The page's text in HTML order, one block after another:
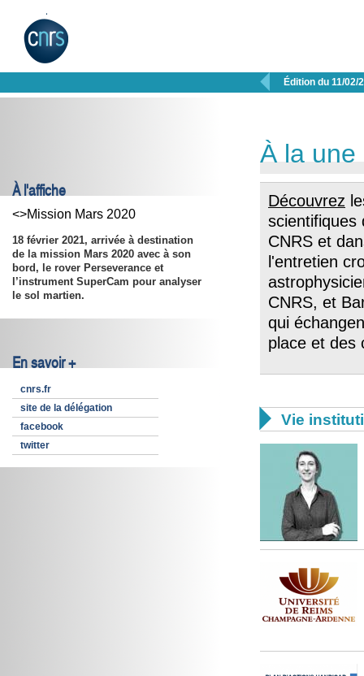
 Édition du 11/02/
À l'affiche
<>Mission Mars 2020
18 février 2021, arrivée à destination
de la mission Mars 2020 avec à son
bord, le rover Perseverance et
l’instrument SuperCam pour analyser
le sol martien.
En savoir +
cnrs.fr
site de la délégation
facebook
twitter
À la une
Découvrez
scientifiques
CNRS et
l'entretien
CNRS, et
qui
place et des
 Vie